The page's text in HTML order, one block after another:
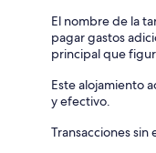
El nombre de la
pagar gastos
principal que
Este alojamiento
y efectivo.
Transacciones